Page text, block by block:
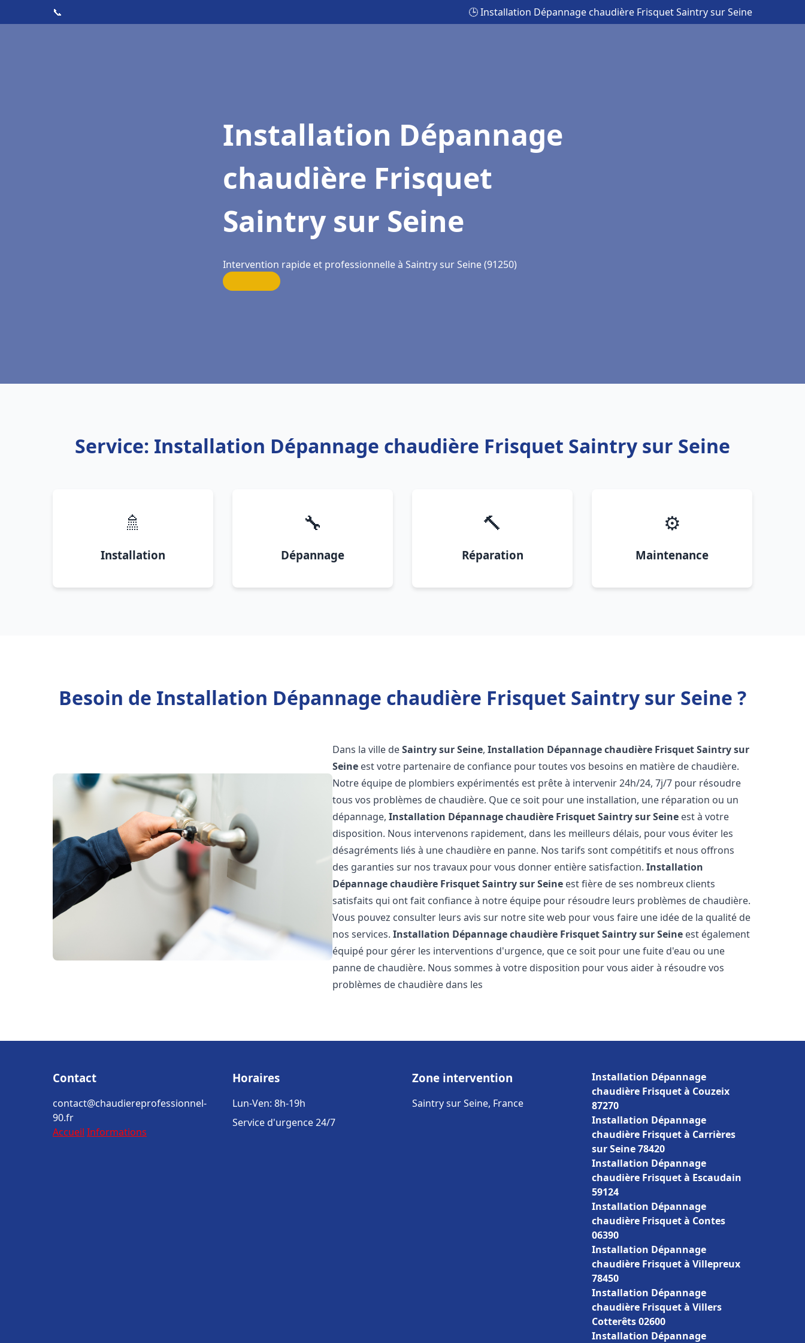
📞 🕒 Installation Dépannage chaudière Frisquet Saintry sur Seine
Installation Dépannage
chaudière Frisquet
Saintry sur Seine
Intervention rapide et professionnelle à Saintry sur Seine (91250)
Service: Installation Dépannage chaudière Frisquet Saintry sur Seine
🚿
Installation
🔧
Dépannage
🔨
Réparation
⚙️
Maintenance
Besoin de Installation Dépannage chaudière Frisquet Saintry sur Seine ?
Dans la ville deSaintry sur Seine,Installation Dépannage chaudière FrisquetSaintry sur
Seine est votre partenaire de confiance pour toutes vos besoins en matière de chaudière.
Notre équipe de plombiers expérimentés est prête à intervenir 24h/24, 7j/7 pour résoudre
tous vos problèmes de chaudière. Que ce soit pour une installation, une réparation ou un
dépannage,Installation Dépannage chaudière FrisquetSaintry sur Seine est à votre
disposition. Nous intervenons rapidement, dans les meilleurs délais, pour vous éviter les
désagréments liés à une chaudière en panne. Nos tarifs sont compétitifs et nous offrons
des garanties sur nos travaux pour vous donner entière satisfaction.Installation
Dépannage chaudière FrisquetSaintry sur Seine est fière de ses nombreux clients
satisfaits qui ont fait confiance à notre équipe pour résoudre leurs problèmes de chaudière.
Vous pouvez consulter leurs avis sur notre site web pour vous faire une idée de la qualité de
nos services.Installation Dépannage chaudière FrisquetSaintry sur Seine est également
équipé pour gérer les interventions d'urgence, que ce soit pour une fuite d'eau ou une
panne de chaudière. Nous sommes à votre disposition pour vous aider à résoudre vos
problèmes de chaudière dans les
Contact
contact@chaudiereprofessionnel-
90.fr
Accueil Informations
Horaires
Lun-Ven: 8h-19h
Service d'urgence 24/7
Zone intervention
Saintry sur Seine, France
Installation Dépannage
chaudière Frisquet à Couzeix
87270
Installation Dépannage
chaudière Frisquet à Carrières
sur Seine 78420
Installation Dépannage
chaudière Frisquet à Escaudain
59124
Installation Dépannage
chaudière Frisquet à Contes
06390
Installation Dépannage
chaudière Frisquet à Villepreux
78450
Installation Dépannage
chaudière Frisquet à Villers
Cotterêts 02600
Installation Dépannage